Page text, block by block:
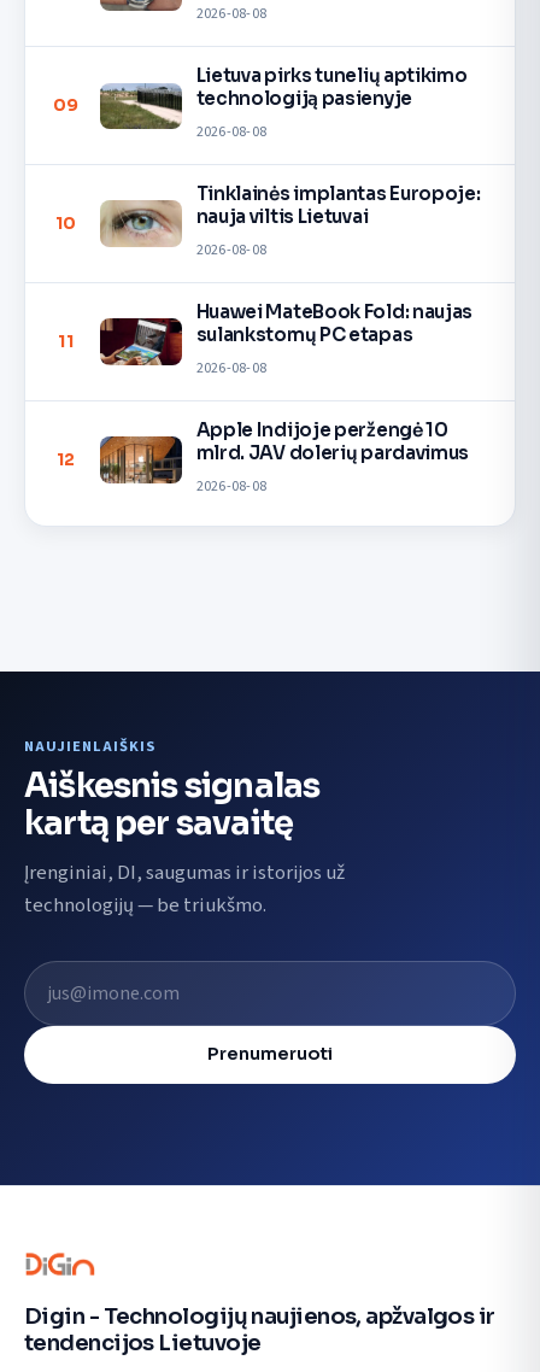
2026-08-08
09
Lietuva pirks tunelių aptikimo
technologiją pasienyje
2026-08-08
10
Tinklainės implantas Europoje:
nauja viltis Lietuvai
2026-08-08
11
Huawei MateBook Fold: naujas
sulankstomų PC etapas
2026-08-08
12
Apple Indijoje peržengė 10
mlrd. JAV dolerių pardavimus
2026-08-08
NAUJIENLAIŠKIS
Aiškesnis signalas
kartą per savaitę
Įrenginiai, DI, saugumas ir istorijos už
technologijų — be triukšmo.
El. pašto adresas
Prenumeruoti
Digin - Technologijų naujienos, apžvalgos ir
tendencijos Lietuvoje